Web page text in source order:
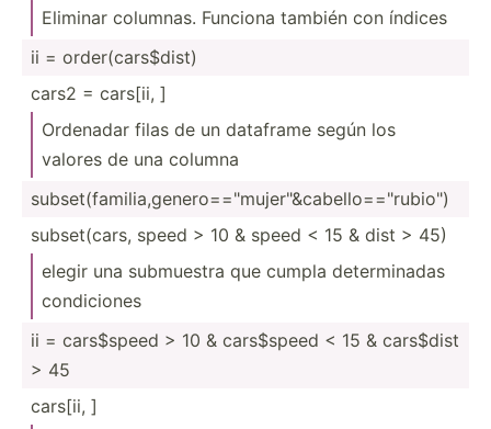
Eliminar columnas. Funciona también con índices
ii = order(­car­s$dist)
cars2 = cars[ii, ]
Ordenadar filas de un dataframe según los
valores de una columna
subset­(fa­mil­ia,­gen­ero­=="m­uje­r"&­cab­ell­o==­"­rub­io")
subset­(cars, speed > 10 & speed < 15 & dist > 45)
elegir una submuestra que cumpla determ­inadas
condic­iones
ii = cars$speed > 10 & cars$speed < 15 & cars$dist
> 45
cars[ii, ]